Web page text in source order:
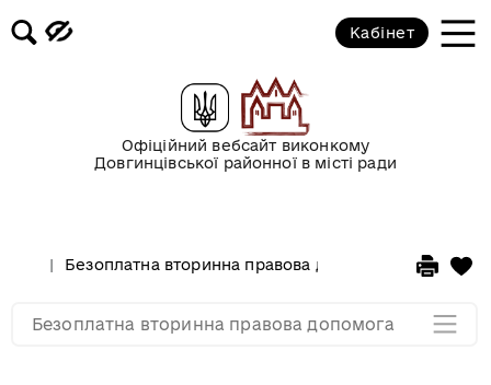
Офіційний вебсайт виконкому
Довгинцівської районної в місті ради
Кабінет
Безоплатна вторинна правова допомога
Безоплатна вторинна правова допомога
Медіаматеріали
Буклети з правовою інформацією
Загальнонаціональний проект «Я